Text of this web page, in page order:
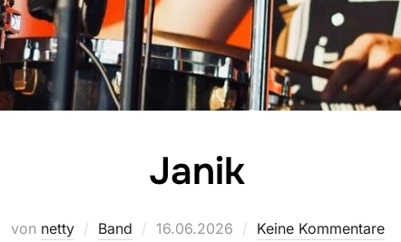
Janik
von netty Band
Veröffentlicht
16.06.2026 Keine Kommentare